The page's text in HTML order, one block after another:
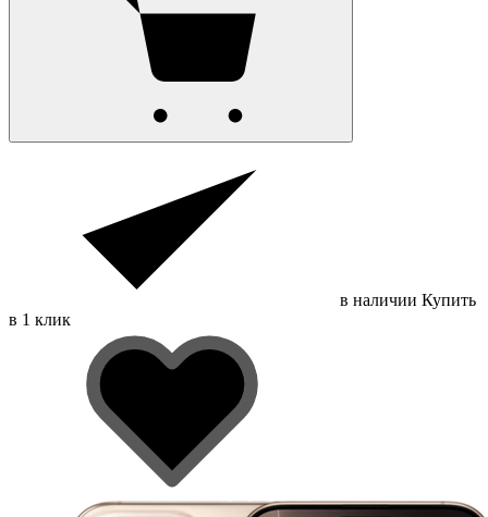
в наличии Купить
в 1 клик